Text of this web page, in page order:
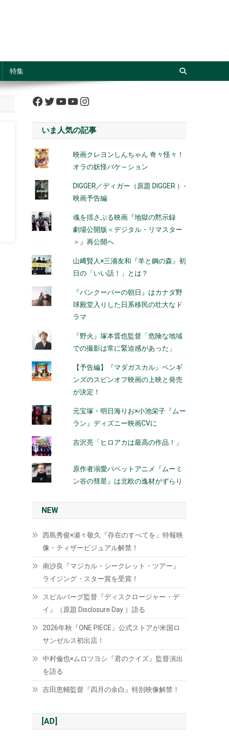
特集
Facebook
Twitter
YouTube
YouTube
Instagram
いま人気の記事
映画クレヨンしんちゃん 奇々怪々！
オラの妖怪バケ～ション
DIGGER／ディガー（原題 DIGGER ）-
映画予告編
魂を揺さぶる映画『地獄の黙示録
劇場公開版＜デジタル・リマスター
＞』再公開へ
山﨑賢人×三浦友和『羊と鋼の森』初
日の「いい話！」とは？
『バンクーバーの朝日』はカナダ野
球殿堂入りした日系移民の壮大なド
ラマ
『野火』塚本晋也監督「危険な地域
での撮影は常に緊迫感があった」
【予告編】『マダガスカル』ペンギ
ンズのスピンオフ映画の上映と発売
が決定！
元宝塚・明日海りお×小池栄子『ムー
ラン』ディズニー映画CVに
吉沢亮「ヒロアカは最高の作品！」
原作者溺愛パペットアニメ『ムーミ
ン谷の彗星』は北欧の逸材がずらり
NEW
西島秀俊×瀬々敬久『存在のすべてを』特報映
像・ティザービジュアル解禁！
南沙良『マジカル・シークレット・ツアー』
ライジング・スター賞を受賞！
スピルバーグ監督『ディスクロージャー・デ
イ』（原題 Disclosure Day ）語る
2026年秋『ONE PIECE』公式ストアが米国ロ
サンゼルス初出店！
中村倫也×ムロツヨシ『君のクイズ』監督演出
を語る
吉田恵輔監督『四月の余白』特別映像解禁！
[AD]